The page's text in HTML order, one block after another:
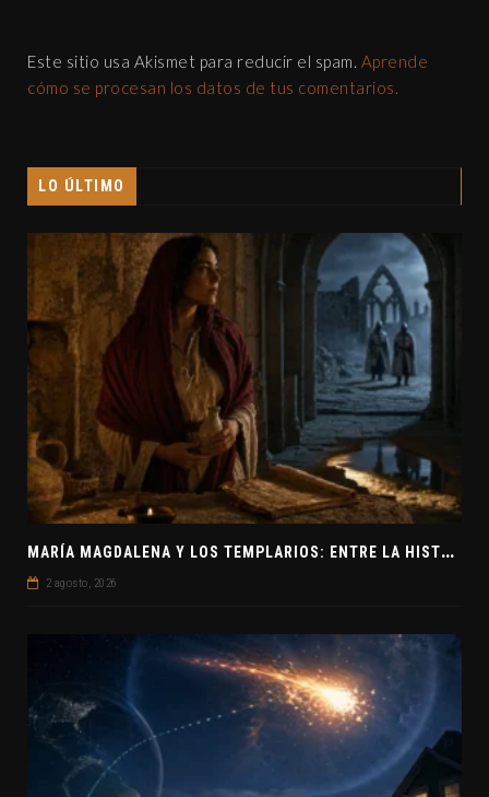
Este sitio usa Akismet para reducir el spam. Aprende
cómo se procesan los datos de tus comentarios.
LO ÚLTIMO
M
ARÍA MAGDALENA Y LOS TEMPLARIOS: ENTRE LA HISTORIA Y EL MISTERIO
2 agosto, 2026